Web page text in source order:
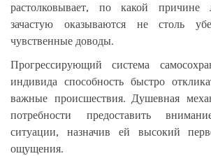
растолковывает, по какой причине
зачастую оказываются не столь
чувственные доводы.
Прогрессирующий система
индивида способность быстро
важные происшествия. Душевная
потребности предоставить
ситуации, назначив ей высокий
ощущения.